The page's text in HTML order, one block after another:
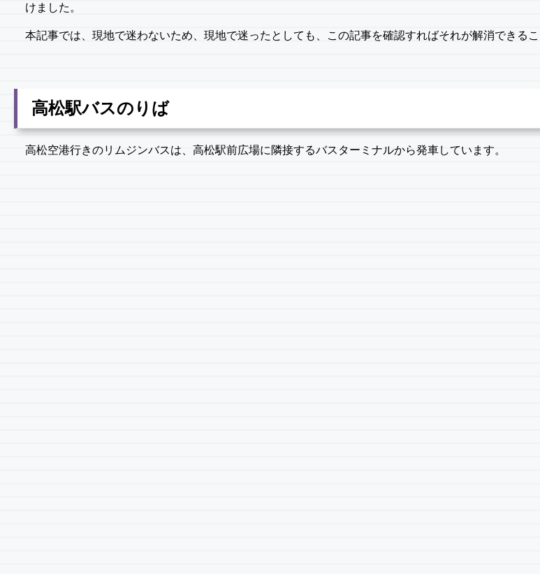
けました。
本記事では、現地で迷わないため、現地で迷ったとしても、この記事を確認すればそれが解消できる
高松駅バスのりば
高松空港行きのリムジンバスは、高松駅前広場に隣接するバスターミナルから発車しています。